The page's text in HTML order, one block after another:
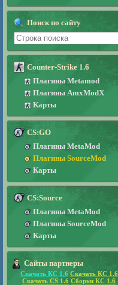
Поиск по сайту
Counter-Strike 1.6
Плагины Metamod
Плагины AmxModX
Карты
CS:GO
Плагины MetaMod
Плагины SourceMod
Карты
CS:Source
Плагины MetaMod
Плагины SourceMod
Карты
Сайты партнеры
Скачать КС 1.6 Скачать КС 1.6
Скачать CS 1.6 Сборки КС 1.6